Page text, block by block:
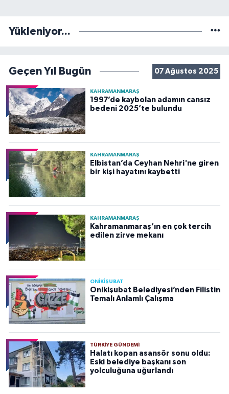
Yükleniyor...
Geçen Yıl Bugün 07 Ağustos 2025
KAHRAMANMARAŞ
1997’de kaybolan adamın cansız
bedeni 2025’te bulundu
KAHRAMANMARAŞ
Elbistan’da Ceyhan Nehri'ne giren
bir kişi hayatını kaybetti
KAHRAMANMARAŞ
Kahramanmaraş’ın en çok tercih
edilen zirve mekanı
ONİKİŞUBAT
Onikişubat Belediyesi’nden Filistin
Temalı Anlamlı Çalışma
TÜRKIYE GÜNDEMI
Halatı kopan asansör sonu oldu:
Eski belediye başkanı son
yolculuğuna uğurlandı